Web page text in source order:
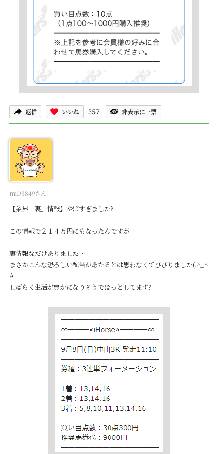
返信 いいね 357 非表示に一票
miD3849さん
【業界「裏」情報】やばすぎました?
この情報で２１４万円にもなったんですが
裏情報なだけありました…
まさかこんな恐ろしい配当があたるとは思わなくてびびりました(;^_^
A
しばらく生活が豊かになりそうでほっとしてます?